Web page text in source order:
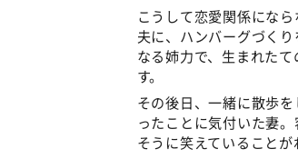
こうして恋愛関係にな
夫に、ハンバーグづく
なる姉力で、生まれた
す。
その後日、一緒に散歩
ったことに気付いた妻
そうに笑えていることが